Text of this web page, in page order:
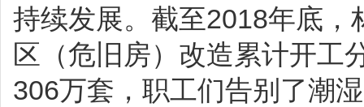
持续发展。截至2018年底
区（危旧房）改造累计开工
306万套，职工们告别了潮